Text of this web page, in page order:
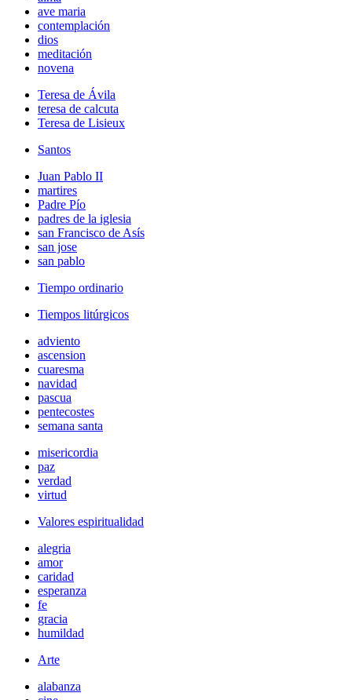
ave maria
contemplación
dios
meditación
novena
Teresa de Ávila
teresa de calcuta
Teresa de Lisieux
Santos
Juan Pablo II
martires
Padre Pío
padres de la iglesia
san Francisco de Asís
san jose
san pablo
Tiempo ordinario
Tiempos litúrgicos
adviento
ascension
cuaresma
navidad
pascua
pentecostes
semana santa
misericordia
paz
verdad
virtud
Valores espiritualidad
alegria
amor
caridad
esperanza
fe
gracia
humildad
Arte
alabanza